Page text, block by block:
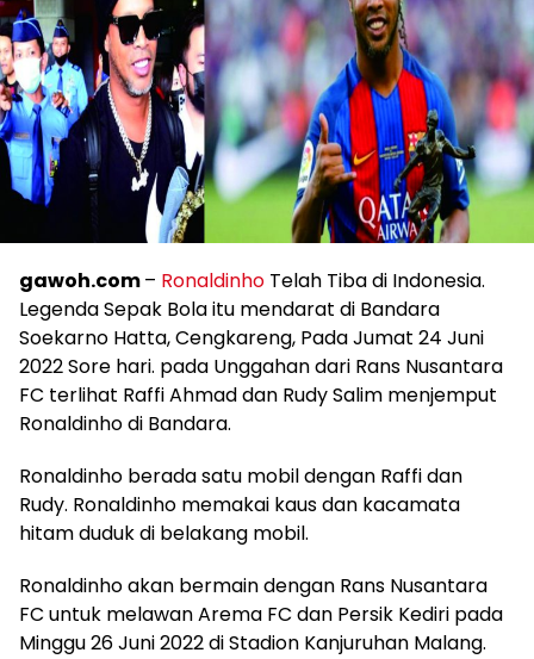
gawoh.com– Ronaldinho Telah Tiba di Indonesia.
Legenda Sepak Bola itu mendarat di Bandara
Soekarno Hatta, Cengkareng, Pada Jumat 24 Juni
2022 Sore hari. pada Unggahan dari Rans Nusantara
FC terlihat Raffi Ahmad dan Rudy Salim menjemput
Ronaldinho di Bandara.
Ronaldinho berada satu mobil dengan Raffi dan
Rudy. Ronaldinho memakai kaus dan kacamata
hitam duduk di belakang mobil.
Ronaldinho akan bermain dengan Rans Nusantara
FC untuk melawan Arema FC dan Persik Kediri pada
Minggu 26 Juni 2022 di Stadion Kanjuruhan Malang.